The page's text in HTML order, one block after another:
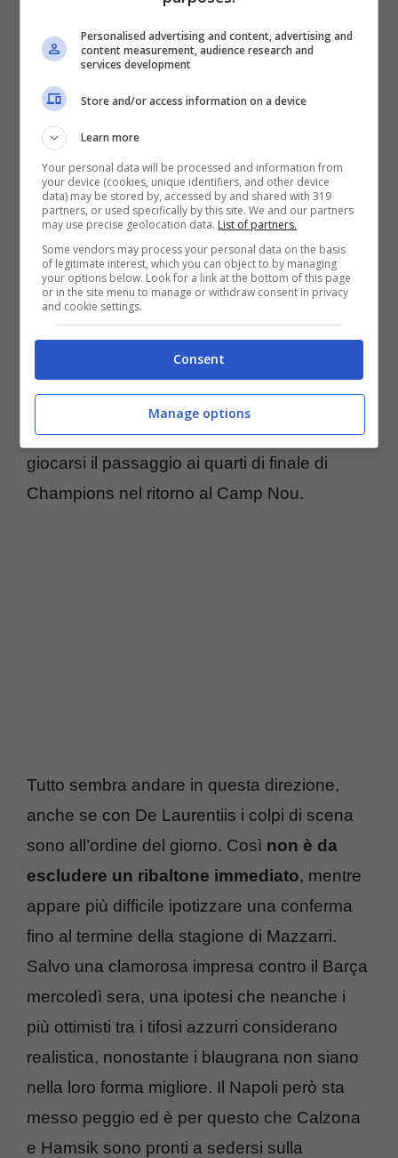
che oggi potrebbe avere un nuovo contatto
con Calzona, forse quello definitivo.
per cambiare prima del Barcellona sta per
scadere, novità dovrebbero arrivare entro la
mattinata per consentire all’eventuale nuovo
allenatore di provare a preparare al meglio la
gara dell’anno.
Ecco perché, attualmente,l’ipotesi di un
Mazzarri in panchina da ‘quasi esonerato’
è ancora la più probabile: l’ultimo match
prima dell’avvicendamento. Con la speranza,
ovviamente, che il Napoli possa ancora
giocarsi il passaggio ai quarti di finale di
Champions nel ritorno al Camp Nou.
Tutto sembra andare in questa direzione,
anche se con De Laurentiis i colpi di scena
sono all’ordine del giorno. Così non è da
escludere un ribaltone immediato, mentre
appare più difficile ipotizzare una conferma
fino al termine della stagione di Mazzarri.
Salvo una clamorosa impresa contro il Barça
mercoledì sera, una ipotesi che neanche i
più ottimisti tra i tifosi azzurri considerano
realistica, nonostante i blaugrana non siano
nella loro forma migliore. Il Napoli però sta
messo peggio ed è per questo che Calzona
e Hamsik sono pronti a sedersi sulla
Personalised advertising and content, advertising and
content measurement, audience research and
services development
Store and/or access information on a device
Learn more
Your personal data will be processed and information from
your device (cookies, unique identifiers, and other device
data) may be stored by, accessed by and shared with 319
partners, or used specifically by this site. We and our partners
may use precise geolocation data. List of partners.
Some vendors may process your personal data on the basis
of legitimate interest, which you can object to by managing
your options below. Look for a link at the bottom of this page
or in the site menu to manage or withdraw consent in privacy
and cookie settings.
Consent
Manage options